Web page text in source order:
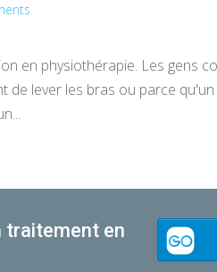
en physiothérapie. Les gens
de lever les bras ou parce
traitement en